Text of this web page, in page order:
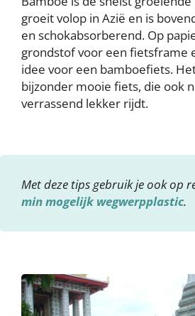
groeit volop in Azië en is
en schokabsorberend. Op
grondstof voor een fietsframe
idee voor een bamboefiets.
bijzonder mooie fiets, die ook
verrassend lekker rijdt.
Met deze tips gebruik je ook op
min mogelijk wegwerpplastic.